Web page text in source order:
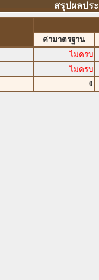
สรุปผลปร
ค่ามาตรฐาน
ไม่ครบ
ไม่ครบ
0